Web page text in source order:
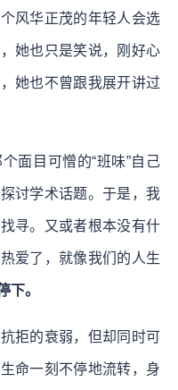
风华正茂的年轻人会选
她也只是笑说，刚好心
她也不曾跟我展开讲过
面目可憎的“班味”自己
讨学术话题。于是，我
寻。又或者根本没有什
爱了，就像我们的人生
下。
拒的衰弱，但却同时可
命一刻不停地流转，身